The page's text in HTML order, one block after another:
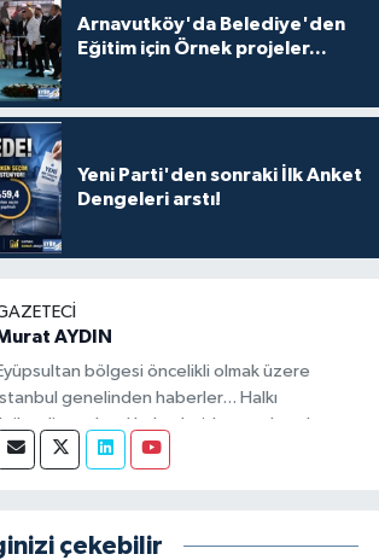
Arnavutköy'da Belediye'den
Eğitim için Örnek projeler...
Yeni Parti'den sonraki İlk Anket
Dengeleri arstı!
AYDIN
bölgesi öncelikli olmak üzere
İstanbul genelinden haberler... Halkı
ulusal haberleride yayınlamak
üzere kurulmuş bir sitedir. Eyüp bölgesinde
çekebilir